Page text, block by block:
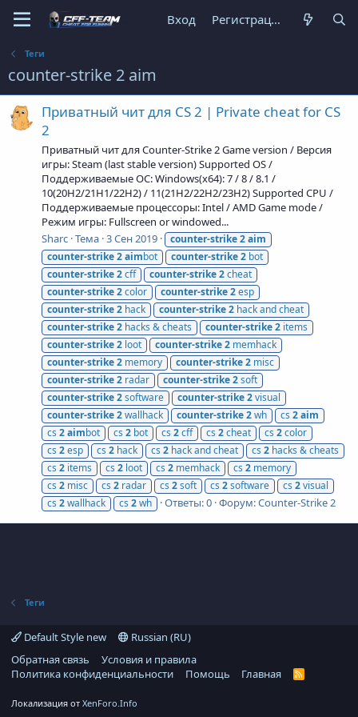
Вход Регистрация
Теги
counter-strike 2 aim
Приватный чит для CS 2 | Private cheat for CS
2
Приватный чит для Counter-Strike 2 Game version / Версия
игры: Steam (last stable version) Supported OS /
Поддерживаемые ОС: Windows(x64): 7 / 8 / 8.1 /
10(20H2/21H1/22H2) / 11(21H2/22H2/23H2) Supported CPU /
Поддерживаемые процессоры: Intel / AMD Game mode /
Режим игры: Fullscreen or windowed...
Sharc Тема 3 Сен 2019 counter-strike2aim
counter-strike2aimbot counter-strike2 bot
counter-strike2cff counter-strike2cheat
counter-strike2color counter-strike2esp
counter-strike2 hack counter-strike2 hack and cheat
counter-strike2 hacks & cheats counter-strike2 items
counter-strike2 loot counter-strike2 memhack
counter-strike2 memory counter-strike2 misc
counter-strike2 radar counter-strike2soft
counter-strike2software counter-strike2visual
counter-strike2wallhack counter-strike2wh cs 2aim
cs 2aimbot cs 2 bot cs 2cff cs 2cheat cs 2color
cs 2esp cs 2 hack cs 2 hack and cheat cs 2 hacks & cheats
cs 2 items cs 2 loot cs 2 memhack cs 2 memory
cs 2 misc cs 2 radar cs 2soft cs 2software cs 2visual
cs 2wallhack cs 2wh Ответы: 0 Форум:Counter-Strike 2
Теги
Default Style new
Russian (RU)
Обратная связь
Условия и правила
Политика конфиденциальности
Помощь Главная
R
Локализация от XenForo.Info